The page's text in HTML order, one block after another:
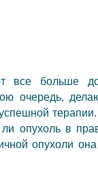
все больше
очередь,
опухоль в
опухоли